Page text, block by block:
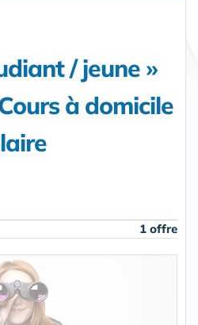
/ jeune »
à domicile
1 offre